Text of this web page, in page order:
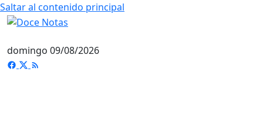
Saltar al contenido principal
domingo 09/08/2026